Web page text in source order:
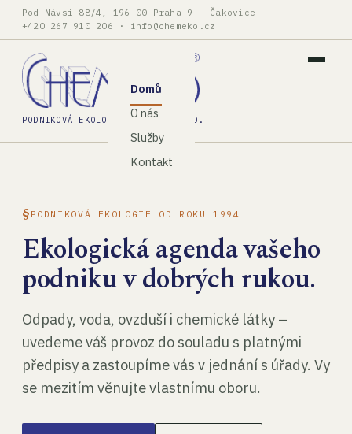
Pod Návsí 88/4, 196 00 Praha 9 – Čakovice
+420 267 910 206 · info@chemeko.cz
PODNIKOVÁ EKOLOGIE, SPOL. S R.O.
Domů
O nás
Služby
Kontakt
PODNIKOVÁ EKOLOGIE OD ROKU 1994
Ekologická agenda vašeho
podniku v dobrých rukou.
Odpady, voda, ovzduší i chemické látky –
uvedeme váš provoz do souladu s platnými
předpisy a zastoupíme vás v jednání s úřady. Vy
se mezitím věnujte vlastnímu oboru.